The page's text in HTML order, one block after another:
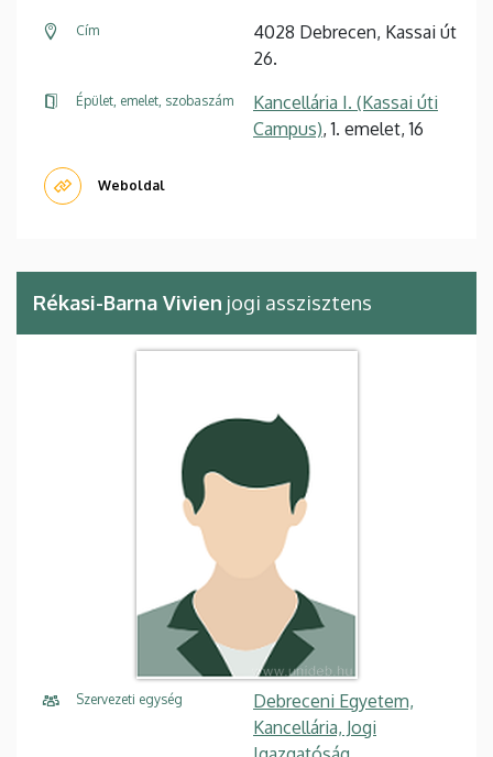
Cím
4028 Debrecen, Kassai út
26.
Épület, emelet, szobaszám
Kancellária I. (Kassai úti
Campus), 1. emelet, 16
Weboldal
Rékasi-Barna Vivien jogi asszisztens
Szervezeti egység
Debreceni Egyetem,
Kancellária, Jogi